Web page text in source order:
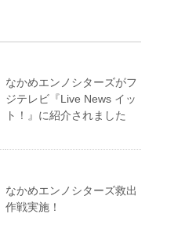
なかめエンノシターズがフ
ジテレビ『Live News イッ
ト！』に紹介されました
なかめエンノシターズ救出
作戦実施！